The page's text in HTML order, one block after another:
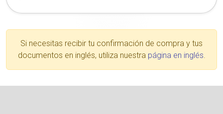
Si necesitas recibir tu confirmación de compra y tus
documentos en inglés, utiliza nuestra página en inglés.